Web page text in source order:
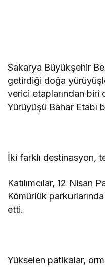
Sakarya Büyükşehir
getirdiği doğa
verici etaplarından biri
Yürüyüşü Bahar Etabı
İki farklı destinasyon,
Katılımcılar, 12 Nisan
Kömürlük parkurlarında
etti.
Yükselen patikalar,